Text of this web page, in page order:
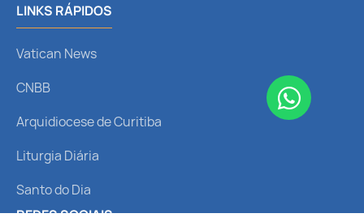
LINKS RÁPIDOS
Vatican News
CNBB
Arquidiocese de Curitiba
Liturgia Diária
Santo do Dia
REDES SOCIAIS